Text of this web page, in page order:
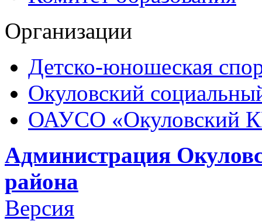
Организации
Детско-юношеская
Окуловский
ОАУСО «Окуловский
Администрация
района
Версия